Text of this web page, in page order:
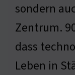
sondern
Zentrum.
dass
Leben in